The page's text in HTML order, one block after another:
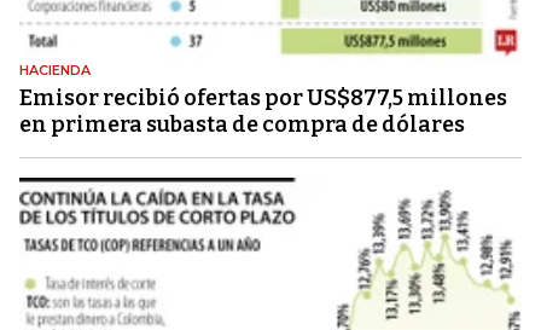
HACIENDA
Emisor recibió ofertas por US$877,5 millones
en primera subasta de compra de dólares